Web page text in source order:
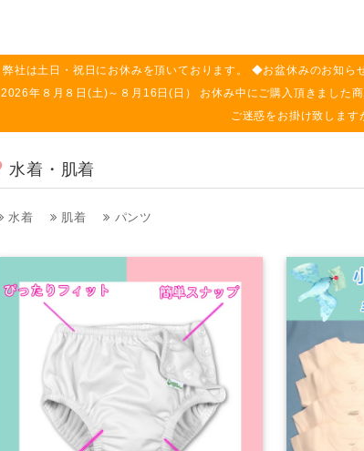
弊社は土日・祝日にお休みを頂いております。 ◆お盆休みのお知ら
2026年８月８日(土)～８月16日(日） お休み中にご購入頂きました
ご迷惑をお掛け致します
水着・肌着
水着 肌着 パンツ